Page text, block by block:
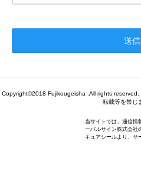
Copyright©2018 Fujikougeisha .All rights reserved.
転載等を禁じ
当サイトでは、通信情
ーバルサイン株式会社
キュアシールより、サ